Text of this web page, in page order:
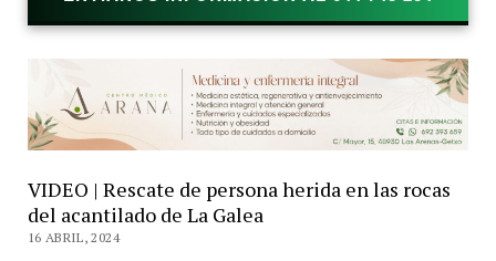
VIDEO | Rescate de persona herida en las rocas
del acantilado de La Galea
16 ABRIL, 2024